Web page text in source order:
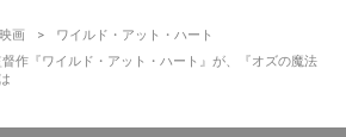
映画
ワイルド・アット・ハート
作『ワイルド・アット・ハート』が、『オズの魔法